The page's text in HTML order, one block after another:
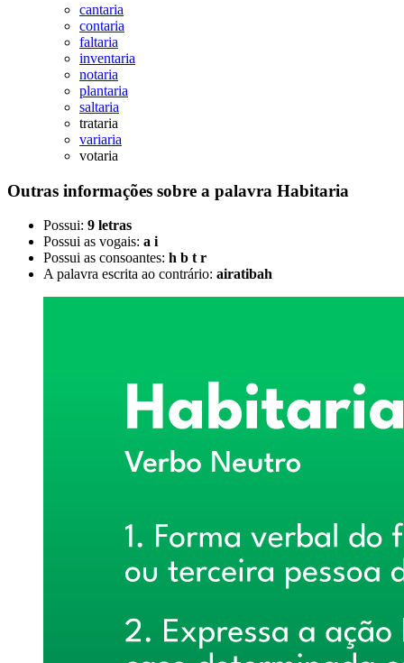
cantaria
contaria
faltaria
inventaria
notaria
plantaria
saltaria
trataria
variaria
votaria
Outras informações sobre a palavra Habitaria
Possui: 9 letras
Possui as vogais: a i
Possui as consoantes: h b t r
A palavra escrita ao contrário: airatibah